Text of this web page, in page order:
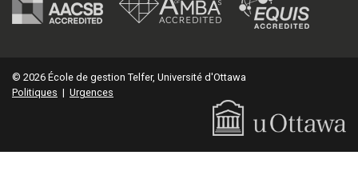
© 2026 École de gestion Telfer, Université d'Ottawa
Politiques | Urgences